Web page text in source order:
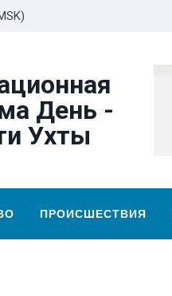
День -
Ухты
ПРОИСШЕСТВИЯ